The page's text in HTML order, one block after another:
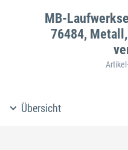
MB-
76484,
Übersicht